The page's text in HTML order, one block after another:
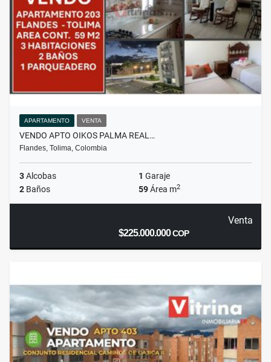
APARTAMENTO VENTA
VENDO APTO OIKOS PALMA REAL…
Flandes, Tolima, Colombia
3Alcobas 1 Garaje
2 Baños 59Área m2
Venta
$225.000.000COP